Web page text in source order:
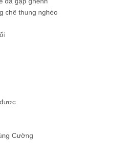
chê thung nghèo
Cường